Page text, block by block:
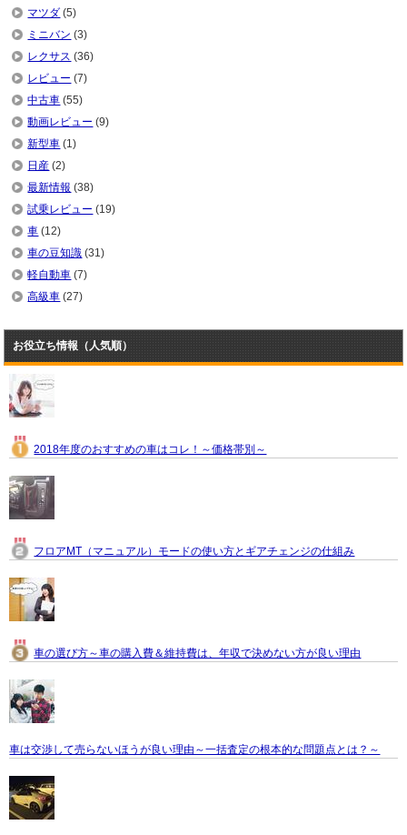
マツダ (5)
ミニバン (3)
レクサス (36)
レビュー (7)
中古車 (55)
動画レビュー (9)
新型車 (1)
日産 (2)
最新情報 (38)
試乗レビュー (19)
車 (12)
車の豆知識 (31)
軽自動車 (7)
高級車 (27)
お役立ち情報（人気順）
2018年度のおすすめの車はコレ！～価格帯別～
フロアMT（マニュアル）モードの使い方とギアチェンジの仕組み
車の選び方～車の購入費＆維持費は、年収で決めない方が良い理由
車は交渉して売らないほうが良い理由～一括査定の根本的な問題点とは？～